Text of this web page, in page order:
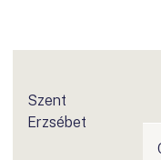
Szent
Erzsébet